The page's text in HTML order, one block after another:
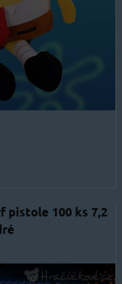
pistole 100 ks 7,2